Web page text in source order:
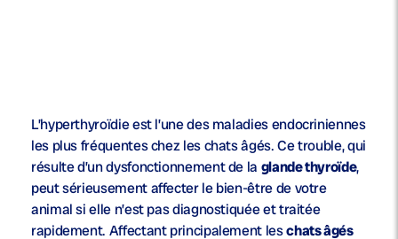
L’hyperthyroïdie est l’une des maladies endocriniennes
les plus fréquentes chez les chats âgés. Ce trouble, qui
résulte d’un dysfonctionnement de la glande thyroïde,
peut sérieusement affecter le bien-être de votre
animal si elle n’est pas diagnostiquée et traitée
rapidement. Affectant principalement leschats âgés